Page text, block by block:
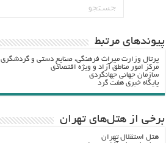
پيوندهاي مرتبط
پرتال وزارت ميراث فرهنگي، صنایع دستی و گردشگري
مرکز امور مناطق آزاد و ویژه اقتصادی
سازمان جهانی جهانگردی
پایگاه خبری هفت گرد
برخی از هتل‌های تهران
هتل استقلال تهران